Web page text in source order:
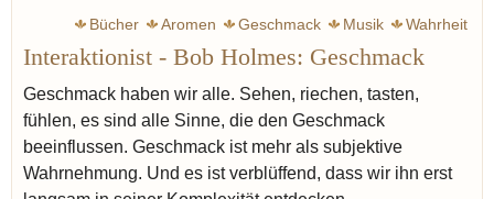
Bücher Aromen Geschmack Musik
Wahrheit
Moderne
Mundgefühl
Interaktionist - Bob Holmes: Geschmack
Geschmack haben wir alle. Sehen, riechen, tasten,
fühlen, es sind alle Sinne, die den Geschmack
beeinflussen. Geschmack ist mehr als subjektive
Wahrnehmung. Und es ist verblüffend, dass wir ihn erst